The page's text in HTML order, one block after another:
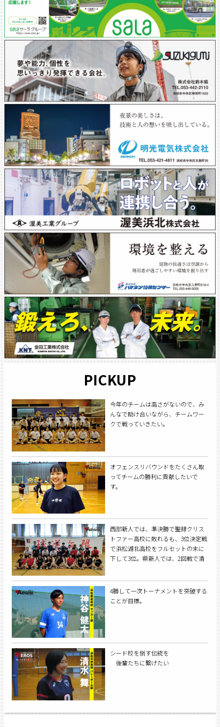
PICKUP
今年のチームは高さがないので、み
んなで助け合いながら、チームワー
クで戦っていきたい。
オフェンスリバウンドをたくさん取
ってチームの勝利に貢献したいで
す。
西部新人では、準決勝で聖隷クリス
トファー高校に敗れるも、3位決定戦
で浜松湖北高校をフルセットの末に
下して3位。県新人では、2回戦で清
4勝して一次トーナメントを突破する
ことが目標。
シード校を倒す伝統を
後輩たちに繋げたい